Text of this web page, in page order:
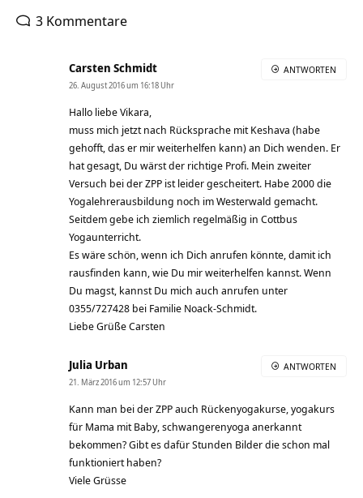
3 Kommentare
Carsten Schmidt
26. August 2016 um 16:18 Uhr
Hallo liebe Vikara,
muss mich jetzt nach Rücksprache mit Keshava (habe
gehofft, das er mir weiterhelfen kann) an Dich wenden. Er
hat gesagt, Du wärst der richtige Profi. Mein zweiter
Versuch bei der ZPP ist leider gescheitert. Habe 2000 die
Yogalehrerausbildung noch im Westerwald gemacht.
Seitdem gebe ich ziemlich regelmäßig in Cottbus
Yogaunterricht.
Es wäre schön, wenn ich Dich anrufen könnte, damit ich
rausfinden kann, wie Du mir weiterhelfen kannst. Wenn
Du magst, kannst Du mich auch anrufen unter
0355/727428 bei Familie Noack-Schmidt.
Liebe Grüße Carsten
ANTWORTEN
Julia Urban
21. März 2016 um 12:57 Uhr
Kann man bei der ZPP auch Rückenyogakurse, yogakurs
für Mama mit Baby, schwangerenyoga anerkannt
bekommen? Gibt es dafür Stunden Bilder die schon mal
funktioniert haben?
Viele Grüsse
ANTWORTEN